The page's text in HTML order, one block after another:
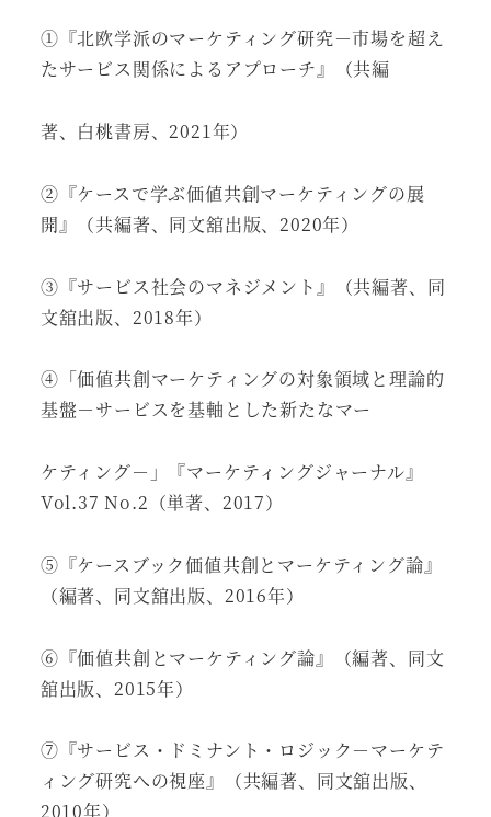
①『北欧学派のマーケティング研究－市場を超え
たサービス関係によるアプローチ』（共編
著、白桃書房、2021年）
②『ケースで学ぶ価値共創マーケティングの展
開』（共編著、同文舘出版、2020年）
③『サービス社会のマネジメント』（共編著、同
文舘出版、2018年）
④「価値共創マーケティングの対象領域と理論的
基盤－サービスを基軸とした新たなマー
ケティング－」『マーケティングジャーナル』
Vol.37 No.2（単著、2017）
⑤『ケースブック価値共創とマーケティング論』
（編著、同文舘出版、2016年）
⑥『価値共創とマーケティング論』（編著、同文
舘出版、2015年）
⑦『サービス・ドミナント・ロジック－マーケテ
ィング研究への視座』（共編著、同文舘出版、
2010年）